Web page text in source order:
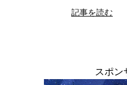
記事を読む
スポン